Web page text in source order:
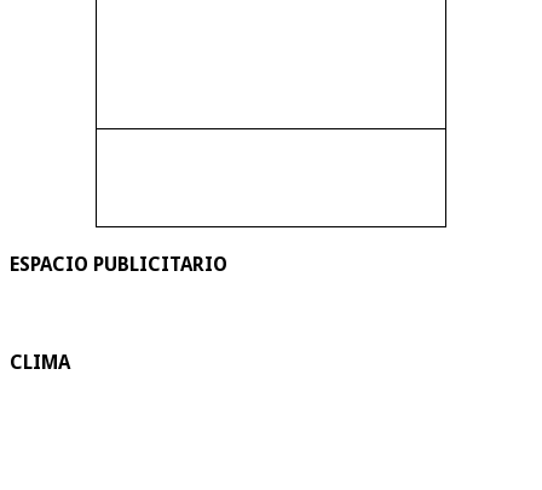
ESPACIO PUBLICITARIO
CLIMA